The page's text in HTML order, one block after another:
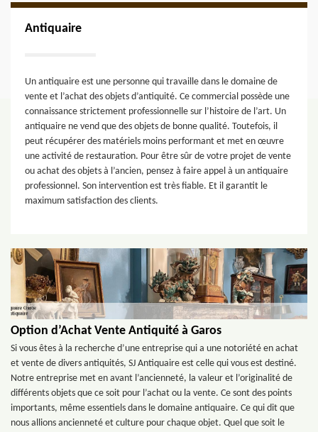
Antiquaire
Un antiquaire est une personne qui travaille dans le domaine de
vente et l’achat des objets d’antiquité. Ce commercial possède une
connaissance strictement professionnelle sur l’histoire de l’art. Un
antiquaire ne vend que des objets de bonne qualité. Toutefois, il
peut récupérer des matériels moins performant et met en œuvre
une activité de restauration. Pour être sûr de votre projet de vente
ou achat des objets à l’ancien, pensez à faire appel à un antiquaire
professionnel. Son intervention est très fiable. Et il garantit le
maximum satisfaction des clients.
Option d’Achat Vente Antiquité à Garos
Si vous êtes à la recherche d’une entreprise qui a une notoriété en achat
et vente de divers antiquités, SJ Antiquaire est celle qui vous est destiné.
Notre entreprise met en avant l’ancienneté, la valeur et l’originalité de
différents objets que ce soit pour l’achat ou la vente. Ce sont des points
importants, même essentiels dans le domaine antiquaire. Ce qui dit que
nous allions ancienneté et culture pour chaque objet. Quel que soit le